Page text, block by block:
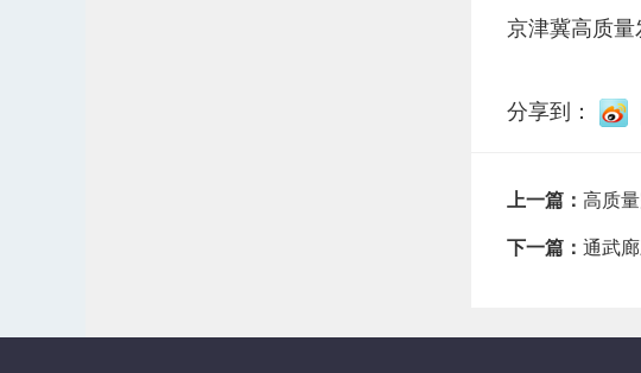
京津冀高质量
分享到：
上一篇： 高质
下一篇： 通武